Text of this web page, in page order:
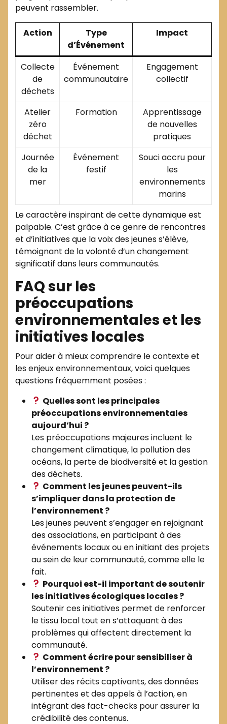
peuvent rassembler.
Action
Type
d’Événement
Impact
Collecte
de
déchets
Événement
communautaire
Engagement
collectif
Atelier
zéro
déchet
Formation
Apprentissage
de nouvelles
pratiques
Journée
de la
mer
Événement
festif
Souci accru pour
les
environnements
marins
Le caractère inspirant de cette dynamique est
palpable. C’est grâce à ce genre de rencontres
et d’initiatives que la voix des jeunes s’élève,
témoignant de la volonté d’un changement
significatif dans leurs communautés.
FAQ sur les
préoccupations
environnementales et les
initiatives locales
Pour aider à mieux comprendre le contexte et
les enjeux environnementaux, voici quelques
questions fréquemment posées :
Quelles sont les principales
préoccupations environnementales
aujourd’hui ?
Les préoccupations majeures incluent le
changement climatique, la pollution des
océans, la perte de biodiversité et la gestion
des déchets.
Comment les jeunes peuvent-ils
s’impliquer dans la protection de
l’environnement ?
Les jeunes peuvent s’engager en rejoignant
des associations, en participant à des
événements locaux ou en initiant des projets
au sein de leur communauté, comme elle le
fait.
Pourquoi est-il important de soutenir
les initiatives écologiques locales ?
Soutenir ces initiatives permet de renforcer
le tissu local tout en s’attaquant à des
problèmes qui affectent directement la
communauté.
Comment écrire pour sensibiliser à
l’environnement ?
Utiliser des récits captivants, des données
pertinentes et des appels à l’action, en
intégrant des fact-checks pour assurer la
crédibilité des contenus.